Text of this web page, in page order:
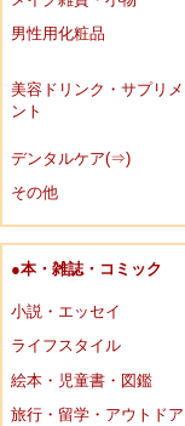
男性用化粧品
美容ドリンク・サプリメ
ント
デンタルケア(⇒)
その他
●本・雑誌・コミック
小説・エッセイ
ライフスタイル
絵本・児童書・図鑑
旅行・留学・アウトドア